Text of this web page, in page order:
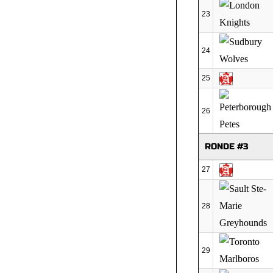
23
24
25
26
RONDE #3
27
28
29